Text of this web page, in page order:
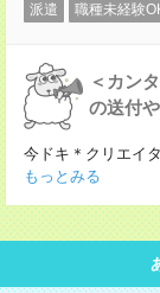
派遣 職種未経験
＜カン
の送付
今ドキ＊クリエイ
もっとみる